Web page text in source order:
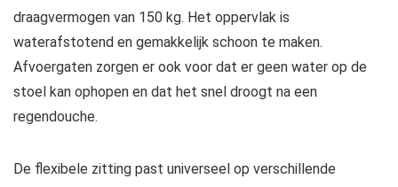
draagvermogen van 150 kg. Het oppervlak is
waterafstotend en gemakkelijk schoon te maken.
Afvoergaten zorgen er ook voor dat er geen water op de
stoel kan ophopen en dat het snel droogt na een
regendouche.
De flexibele zitting past universeel op verschillende